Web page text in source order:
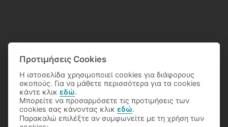
Προτιμήσεις Cookies
Η ιστοσελίδα χρησιμοποιεί cookies για διάφορους
σκοπούς. Για να μάθετε περισσότερα για τα cookies
κάντε κλικεδώ.
Μπορείτε να προσαρμόσετε τις προτιμήσεις των
cookies σας κάνοντας κλικεδώ.
Παρακαλώ επιλέξτε αν συμφωνείτε με τη χρήση των